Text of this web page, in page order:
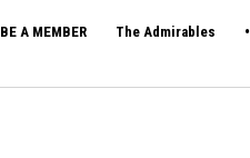
BE A MEMBER The Admirables